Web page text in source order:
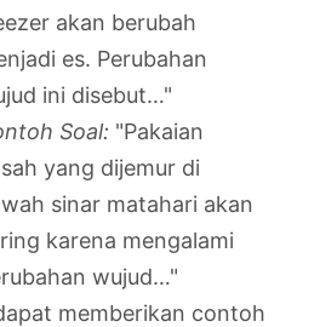
akan berubah
es. Perubahan
ini disebut…"
Soal: "Pakaian
yang dijemur di
sinar matahari akan
karena mengalami
wujud…"
memberikan contoh